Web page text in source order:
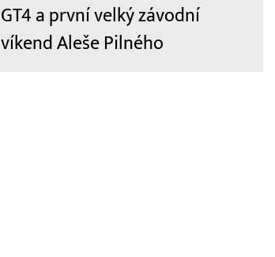
GT4 a první velký závodní
víkend Aleše Pilného